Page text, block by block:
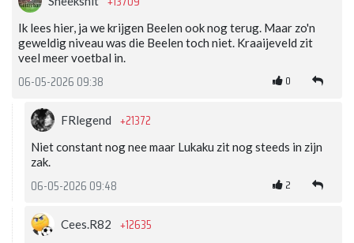
Ik lees hier, ja we krijgen Beelen ook nog terug. Maar zo'n
geweldig niveau was die Beelen toch niet. Kraaijeveld zit
veel meer voetbal in.
06-05-2026 09:38 0
FRlegend +21372
Niet constant nog nee maar Lukaku zit nog steeds in zijn
zak.
06-05-2026 09:48 2
Cees.R82 +12635